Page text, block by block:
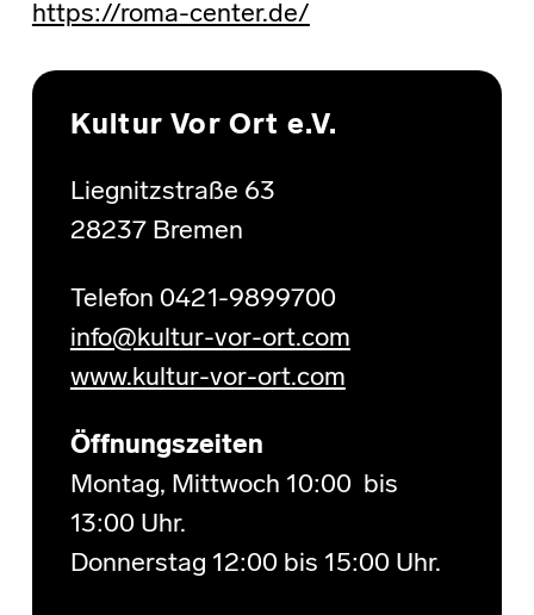
https://roma-center.de/
Skip back to main navigation
Kultur Vor Ort e.V.
Liegnitzstraße 63
28237 Bremen
Telefon 0421-9899700
info@kultur-vor-ort.com
www.kultur-vor-ort.com
Öffnungszeiten
Montag, Mittwoch 10:00 bis
13:00 Uhr.
Donnerstag 12:00 bis 15:00 Uhr.